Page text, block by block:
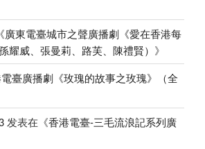
廣東電臺城市之聲廣播劇《愛在香港每
耀威、張曼莉、路芙、陳禮賢） 》
臺廣播劇《玫瑰的故事之玫瑰》（全
发表在《香港電臺-三毛流浪記系列廣